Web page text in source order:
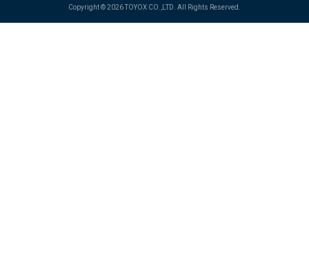
Copyright © 2026 TOYOX CO.,LTD. All Rights Reserved.